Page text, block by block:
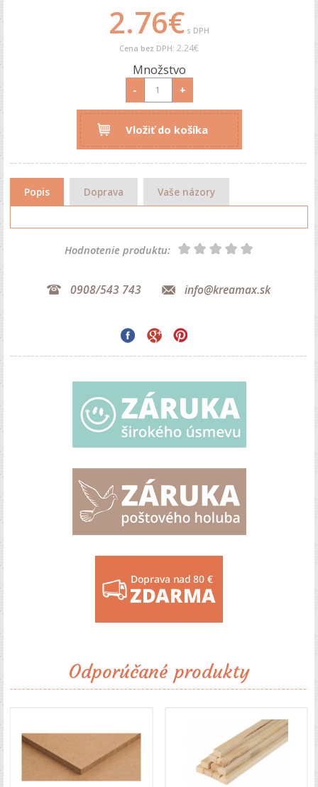
2.76€ s DPH
Cena bez DPH: 2.24€
Množstvo
- +
Vložiť do košíka
Popis Doprava Vaše názory
Hodnotenie produktu:
0908/543 743 info@kreamax.sk
Odporúčané produkty